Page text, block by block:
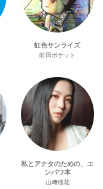
虹色サンライズ
前田ポケット
私とアナタのための、エ
ンパワ本
山﨑穂花